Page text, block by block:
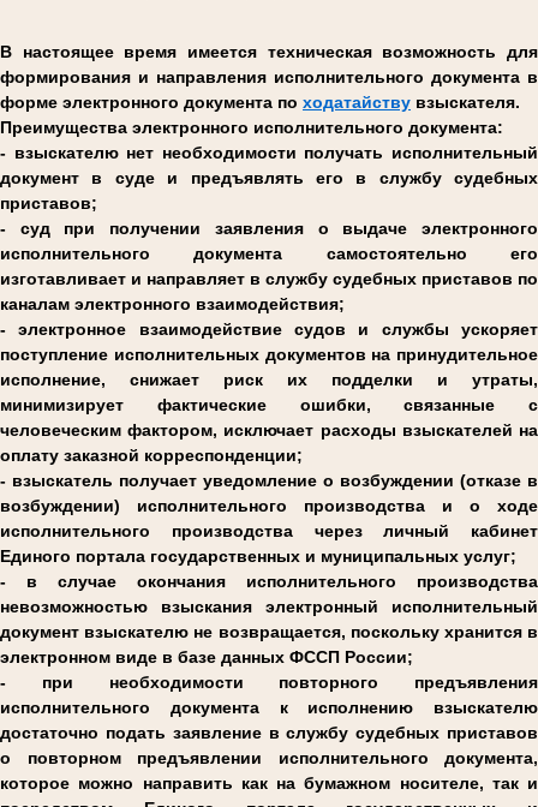
В настоящее время имеется техническая возможность для
формирования и направления исполнительного документа в
форме электронного документа по ходатайству взыскателя.
Преимущества электронного исполнительного документа:
- взыскателю нет необходимости получать исполнительный
документ в суде и предъявлять его в службу судебных
приставов;
- суд при получении заявления о выдаче электронного
исполнительного документа самостоятельно его
изготавливает и направляет в службу судебных приставов по
каналам электронного взаимодействия;
- электронное взаимодействие судов и службы ускоряет
поступление исполнительных документов на принудительное
исполнение, снижает риск их подделки и утраты,
минимизирует фактические ошибки, связанные с
человеческим фактором, исключает расходы взыскателей на
оплату заказной корреспонденции;
- взыскатель получает уведомление о возбуждении (отказе в
возбуждении) исполнительного производства и о ходе
исполнительного производства через личный кабинет
Единого портала государственных и муниципальных услуг;
- в случае окончания исполнительного производства
невозможностью взыскания электронный исполнительный
документ взыскателю не возвращается, поскольку хранится в
электронном виде в базе данных ФССП России;
- при необходимости повторного предъявления
исполнительного документа к исполнению взыскателю
достаточно подать заявление в службу судебных приставов
о повторном предъявлении исполнительного документа,
которое можно направить как на бумажном носителе, так и